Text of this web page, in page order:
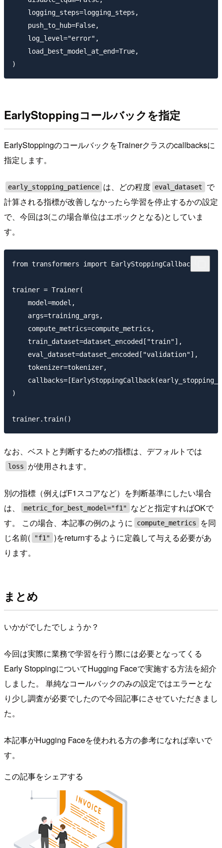
    logging_steps=logging_steps,
    push_to_hub=False,
    log_level="error",
    load_best_model_at_end=True,
EarlyStoppingコールバックを指定
EarlyStoppingのコールバックをTrainerクラスのcallbacksに
指定します。
early_stopping_patience は、どの程度 eval_dataset
で
計算される指標が改善しなかったら学習を停止するかの設定
で、今回は3(この場合単位はエポックとなる)としていま
す。
from transformers import EarlyStoppingCallback
trainer = Trainer(
    model=model,
    args=training_args,
    compute_metrics=compute_metrics,
    train_dataset=dataset_encoded["train"],
    eval_dataset=dataset_encoded["validation"],
    tokenizer=tokenizer,
)
なお、ベストと判断するための指標は、デフォルトでは
loss が使用されます。
別の指標（例えばF1スコアなど）を判断基準にしたい場合
は、
metric_for_best_model="f1"
などと指定すればOKで
す。 この場合、本記事の例のように
compute_metrics
を同
じ名前(
"f1" )をreturnするように定義して与える必要があ
ります。
まとめ
いかがでしたでしょうか？
今回は実際に業務で学習を行う際には必要となってくる
Early StoppingについてHugging Faceで実施する方法を紹介
しました。 単純なコールバックのみの設定ではエラーとな
り少し調査が必要でしたので今回記事にさせていただきまし
た。
本記事がHugging Faceを使われる方の参考になれば幸いで
す。
この記事をシェアする